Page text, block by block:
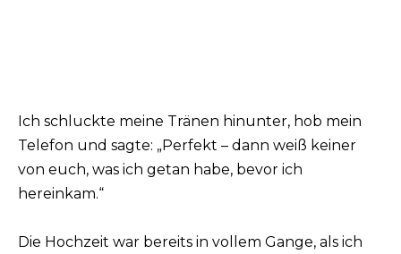
Ich schluckte meine Tränen hinunter, hob mein
Telefon und sagte: „Perfekt – dann weiß keiner
von euch, was ich getan habe, bevor ich
hereinkam.“
Die Hochzeit war bereits in vollem Gange, als ich